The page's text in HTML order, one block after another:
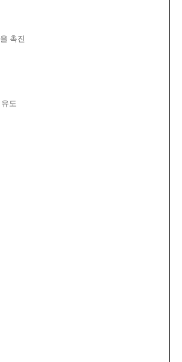
을 촉진
유도